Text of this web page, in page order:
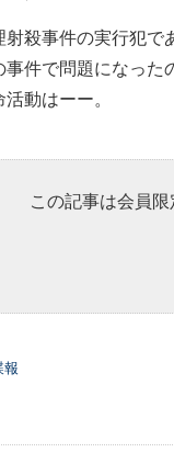
射殺事件の実行犯で
事件で問題になった
動はーー。
この記事は会員
報